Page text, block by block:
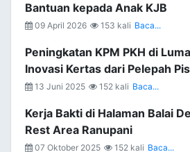
Bantuan kepada Anak KJB
09 April 2026 153 kali Baca...
Peningkatan KPM PKH di
Inovasi Kertas dari Pelepah
13 Juni 2025 152 kali Baca...
Kerja Bakti di Halaman Balai
Rest Area Ranupani
07 Oktober 2025 152 kali Baca...